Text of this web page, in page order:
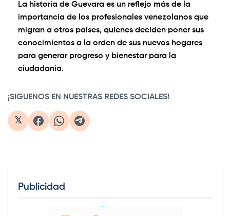
La historia de Guevara es un reflejo más de la
importancia de los profesionales venezolanos que
migran a otros países, quienes deciden poner sus
conocimientos a la orden de sus nuevos hogares
para generar progreso y bienestar para la
ciudadanía.
¡SIGUENOS EN NUESTRAS REDES SOCIALES!
𝕏
Publicidad